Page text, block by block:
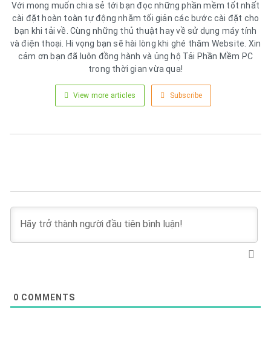
Với mong muốn chia sẻ tới bạn đọc những phần mềm tốt nhất
cài đặt hoàn toàn tự động nhằm tối giản các bước cài đặt cho
bạn khi tải về. Cùng những thủ thuật hay về sử dụng máy tính
và điện thoại. Hi vọng bạn sẽ hài lòng khi ghé thăm Website. Xin
cảm ơn bạn đã luôn đồng hành và ủng hộ Tải Phần Mềm PC
trong thời gian vừa qua!
View more articles Subscribe
0 COMMENTS